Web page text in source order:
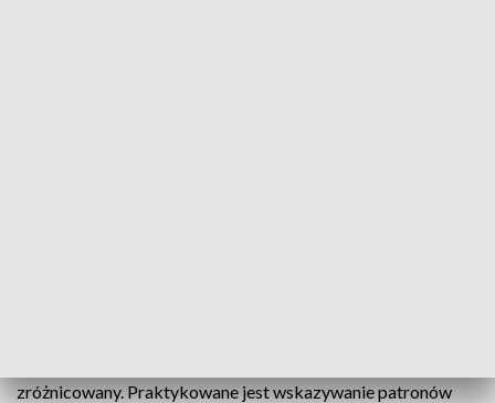
zróżnicowany. Praktykowane jest wskazywanie patronów